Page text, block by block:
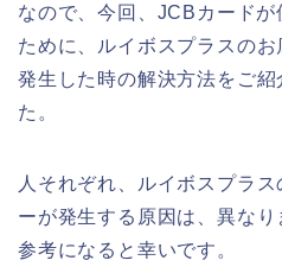
なので、今回、JCBカード
ために、ルイボスプラスの
発生した時の解決方法をご
た。
人それぞれ、ルイボスプラ
ーが発生する原因は、異な
参考になると幸いです。